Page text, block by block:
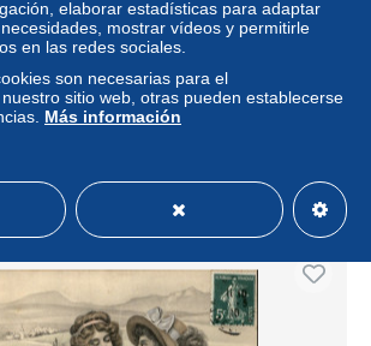
Independence day, Tuck & Sons, 1909
± 11,56 US$
Privado
elaborar estadísticas para adaptar
mostrar vídeos y permitirle
en las redes sociales.
son necesarias para el
sitio web, otras pueden establecerse
Más información